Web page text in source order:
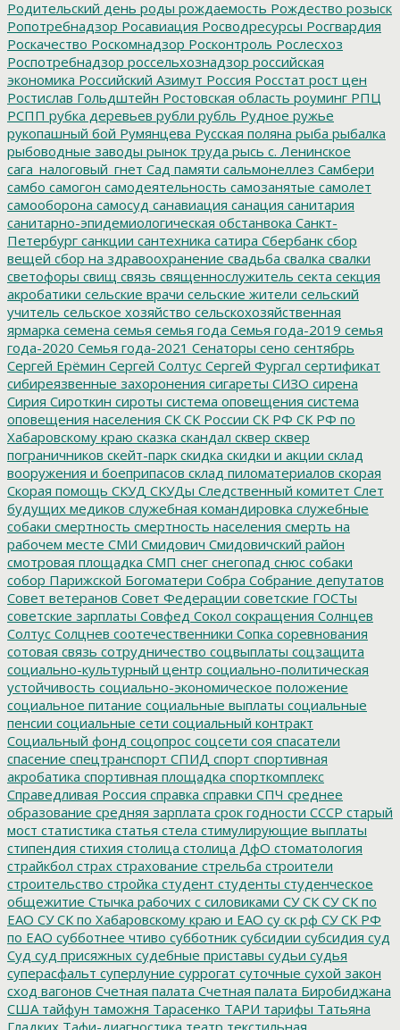
Родительский день роды рождаемость Рождество розыск
Ропотребнадзор Росавиация Росводресурсы Росгвардия
Роскачество Роскомнадзор Росконтроль Рослесхоз
Роспотребнадзор россельхознадзор российская
экономика Российский Азимут Россия Росстат рост цен
Ростислав Гольдштейн Ростовская область роуминг РПЦ
РСПП рубка деревьев рубли рубль Рудное ружье
рукопашный бой Румянцева Русская поляна рыба рыбалка
рыбоводные заводы рынок труда рысь с. Ленинское
сага_налоговый_гнет Сад памяти сальмонеллез Самбери
самбо самогон самодеятельность самозанятые самолет
самооборона самосуд санавиация санация санитария
санитарно-эпидемиологическая обстанвока Санкт-
Петербург санкции сантехника сатира Сбербанк сбор
вещей сбор на здравоохранение свадьба свалка свалки
светофоры свищ связь священнослужитель секта секция
акробатики сельские врачи сельские жители сельский
учитель сельское хозяйство сельскохозяйственная
ярмарка семена семья семья года Семья года-2019 семья
года-2020 Семья года-2021 Сенаторы сено сентябрь
Сергей Ерёмин Сергей Солтус Сергей Фургал сертификат
сибиреязвенные захоронения сигареты СИЗО сирена
Сирия Сироткин сироты система оповещения система
оповещения населения СК СК России СК РФ СК РФ по
Хабаровскому краю сказка скандал сквер сквер
пограничников скейт-парк скидка скидки и акции склад
вооружения и боеприпасов склад пиломатериалов скорая
Скорая помощь СКУД СКУДы Следственный комитет Слет
будущих медиков служебная командировка служебные
собаки смертность смертность населения смерть на
рабочем месте СМИ Смидович Смидовичский район
смотровая площадка СМП снег снегопад снюс собаки
собор Парижской Богоматери Собра Собрание депутатов
Совет ветеранов Совет Федерации советские ГОСТы
советские зарплаты Совфед Сокол сокращения Солнцев
Солтус Солцнев соотечественники Сопка соревнования
сотовая связь сотрудничество соцвыплаты соцзащита
социально-культурный центр социально-политическая
устойчивость социально-экономическое положение
социальное питание социальные выплаты социальные
пенсии социальные сети социальный контракт
Социальный фонд соцопрос соцсети соя спасатели
спасение спецтранспорт СПИД спорт спортивная
акробатика спортивная площадка спорткомплекс
Справедливая Россия справка справки СПЧ среднее
образование средняя зарплата срок годности СССР старый
мост статистика статья стела стимулирующие выплаты
стипендия стихия столица столица ДфО стоматология
страйкбол страх страхование стрельба строители
строительство стройка студент студенты студенческое
общежитие Стычка рабочих с силовиками СУ СК СУ СК по
ЕАО СУ СК по Хабаровскому краю и ЕАО су ск рф СУ СК РФ
по ЕАО субботнее чтиво субботник субсидии субсидия суд
Суд суд присяжных судебные приставы судьи судья
суперасфальт суперлуние суррогат суточные сухой закон
сход вагонов Счетная палата Счетная палата Биробиджана
США тайфун таможня Тарасенко ТАРИ тарифы Татьяна
Гладких Тафи-диагностика театр текстильная